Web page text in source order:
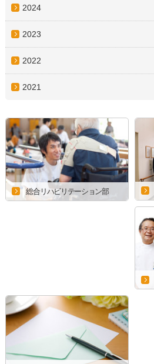
2024
2023
2022
2021
総合リハビリテーション部